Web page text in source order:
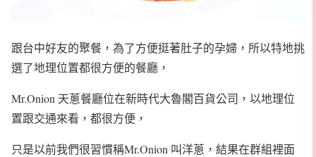
跟台中好友的聚餐，為了方便挺著肚子的孕婦，所以特地挑
選了地理位置都很方便的餐廳，
Mr.Onion 天蔥餐廳位在新時代大魯閣百貨公司，以地理位
置跟交通來看，都很方便，
只是以前我們很習慣稱Mr.Onion 叫洋蔥，結果在群組裡面